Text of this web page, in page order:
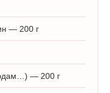
— 200 г
— 200 г